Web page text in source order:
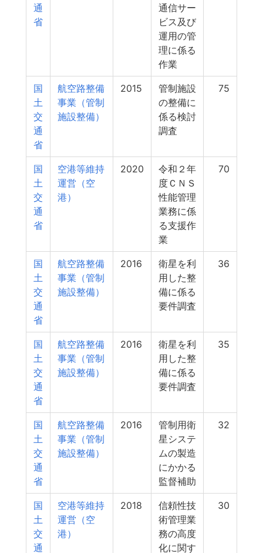
通
省
通信サー
ビス及び
運用の管
理に係る
作業
国
土
交
通
省
航空路整備
事業（管制
施設整備）
2015
管制施設
の整備に
係る検討
調査
75
国
土
交
通
省
空港等維持
運営（空
港）
2020
令和２年
度ＣＮＳ
性能管理
業務に係
る支援作
業
70
国
土
交
通
省
航空路整備
事業（管制
施設整備）
2016
衛星を利
用した整
備に係る
要件調査
36
国
土
交
通
省
航空路整備
事業（管制
施設整備）
2016
衛星を利
用した整
備に係る
要件調査
35
国
土
交
通
省
航空路整備
事業（管制
施設整備）
2016
管制用衛
星システ
ムの製造
にかかる
監督補助
32
国
土
交
通
空港等維持
運営（空
港）
2018
信頼性技
術管理業
務の高度
化に関す
30